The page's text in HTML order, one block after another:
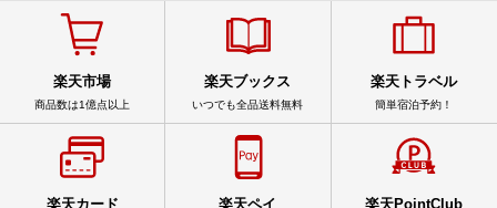
楽天市場
商品数は1億点以上
楽天ブックス
いつでも全品送料無料
楽天トラベル
簡単宿泊予約！
楽天カード 楽天ペイ 楽天PointClub